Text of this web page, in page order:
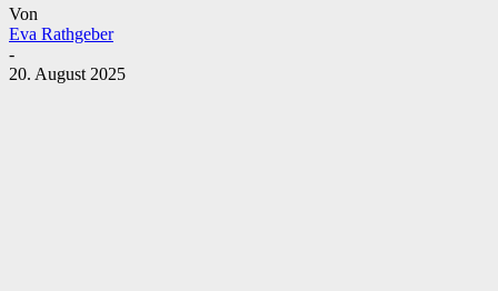
Von
Eva Rathgeber
-
20. August 2025